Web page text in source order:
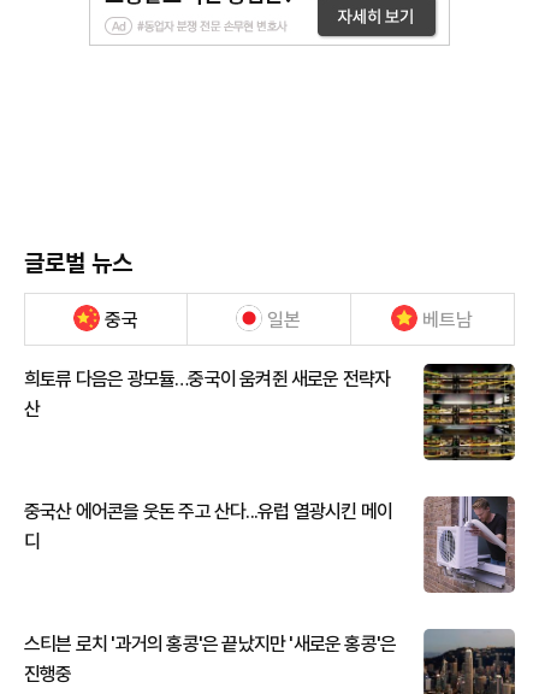
글로벌 뉴스
중국 일본 베트남
희토류 다음은 광모듈…중국이 움켜쥔 새로운 전략자
산
중국산 에어콘을 웃돈 주고 산다...유럽 열광시킨 메이
디
스티븐 로치 '과거의 홍콩'은 끝났지만 '새로운 홍콩'은
진행중